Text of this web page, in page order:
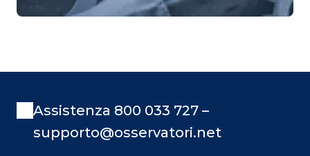
Assistenza 800 033 727 –
supporto@osservatori.net